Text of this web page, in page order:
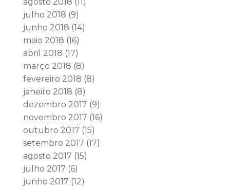
julho 2018 (9)
junho 2018 (14)
maio 2018 (16)
abril 2018 (17)
março 2018 (8)
fevereiro 2018 (8)
janeiro 2018 (8)
dezembro 2017 (9)
novembro 2017 (16)
outubro 2017 (15)
setembro 2017 (17)
agosto 2017 (15)
julho 2017 (6)
junho 2017 (12)